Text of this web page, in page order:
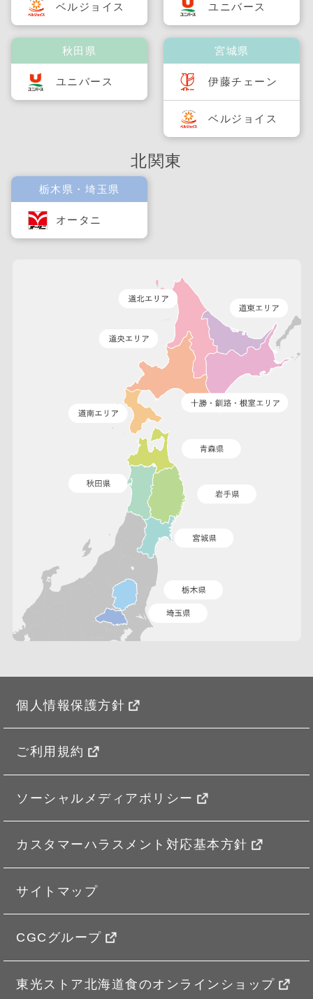
ベルジョイス
秋田県
ユニバース
ユニバース
宮城県
伊藤チェーン
ベルジョイス
北関東
栃木県・埼玉県
オータニ
個人情報保護方針
ご利用規約
ソーシャルメディアポリシー
カスタマーハラスメント対応基本方針
サイトマップ
CGCグループ
東光ストア北海道食のオンラインショップ